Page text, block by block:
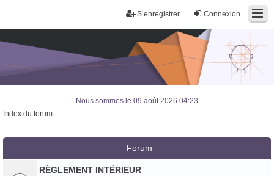
Connexion
S’enregistrer
Nous sommes le 09 août 2026 04:23
Index du forum
Forum
RÈGLEMENT INTÉRIEUR